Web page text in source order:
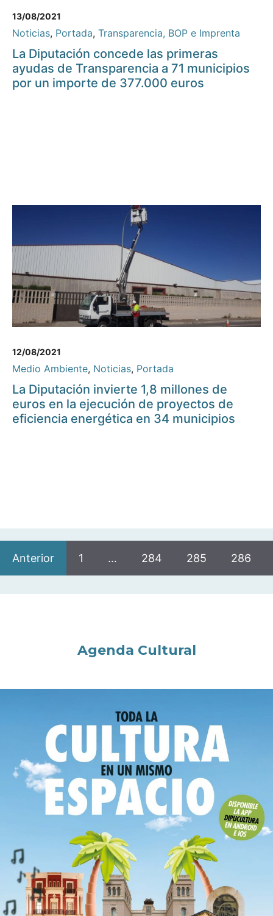
13/08/2021
Noticias, Portada, Transparencia, BOP e Imprenta
La Diputación concede las primeras
ayudas de Transparencia a 71 municipios
por un importe de 377.000 euros
12/08/2021
Medio Ambiente, Noticias, Portada
La Diputación invierte 1,8 millones de
euros en la ejecución de proyectos de
eficiencia energética en 34 municipios
Anterior 1 … 284 285 286
Agenda Cultural